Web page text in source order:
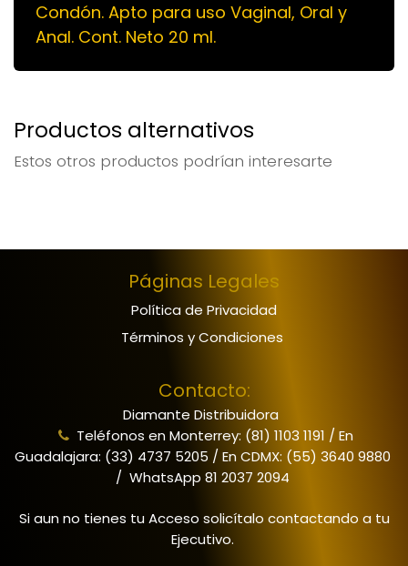
Condón. Apto para uso Vaginal, Oral y
Anal. Cont. Neto 20 ml.
Productos alternativos
Estos otros productos podrían interesarte
Páginas Legales
Política de Privacidad
Términos y Condiciones
Contacto:
Diamante Distribuidora
Teléfonos en Monterrey: (81) 1103 1191 / En
Guadalajara: (33) 4737 5205 / En CDMX: (55) 3640 9880
/ WhatsApp 81 2037 2094
Si aun no tienes tu Acceso solicítalo contactando a tu
Ejecutivo.